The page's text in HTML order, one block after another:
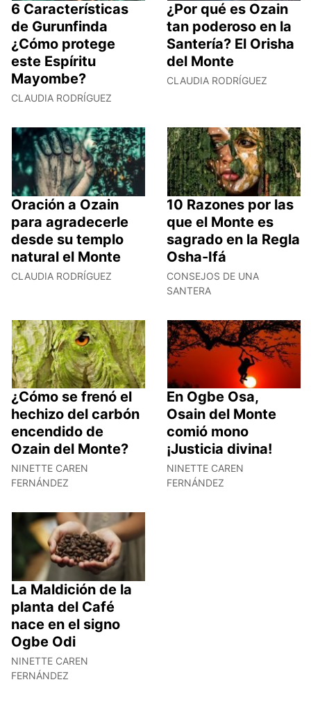
6 Características
de Gurunfinda
¿Cómo protege
este Espíritu
Mayombe?
CLAUDIA RODRÍGUEZ
¿Por qué es Ozain
tan poderoso en la
Santería? El Orisha
del Monte
CLAUDIA RODRÍGUEZ
Oración a Ozain
para agradecerle
desde su templo
natural el Monte
CLAUDIA RODRÍGUEZ
10 Razones por las
que el Monte es
sagrado en la Regla
Osha-Ifá
CONSEJOS DE UNA
SANTERA
¿Cómo se frenó el
hechizo del carbón
encendido de
Ozain del Monte?
NINETTE CAREN
FERNÁNDEZ
En Ogbe Osa,
Osain del Monte
comió mono
¡Justicia divina!
NINETTE CAREN
FERNÁNDEZ
La Maldición de la
planta del Café
nace en el signo
Ogbe Odi
NINETTE CAREN
FERNÁNDEZ